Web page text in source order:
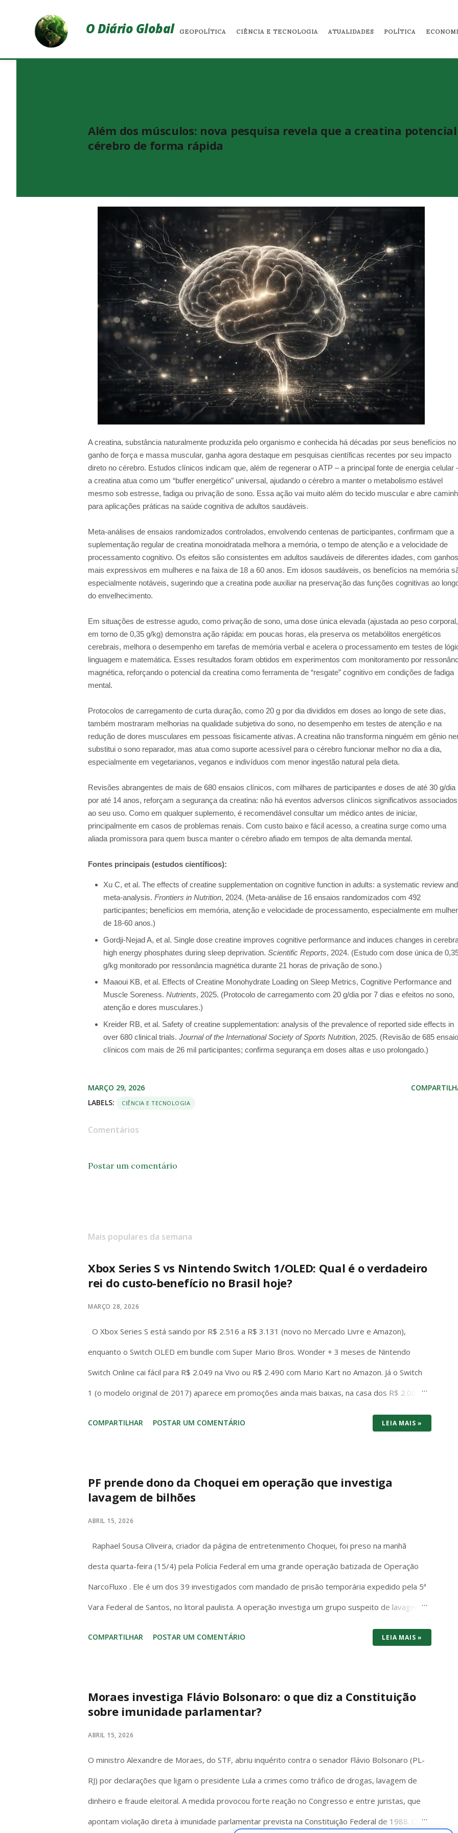
O Diário Global GEOPOLÍTICA CIÊNCIA E TECNOLOGIA ATUALIDADES POLÍTICA
Além dos músculos: nova pesquisa revela que a creatina
cérebro de forma rápida
A creatina, substância naturalmente produzida pelo organismo e conhecida há décadas por seus benefícios no
ganho de força e massa muscular, ganha agora destaque em pesquisas científicas recentes por seu impacto
direto no cérebro. Estudos clínicos indicam que, além de regenerar o ATP – a principal fonte de energia celular
a creatina atua como um “buffer energético” universal, ajudando o cérebro a manter o metabolismo estável
mesmo sob estresse, fadiga ou privação de sono. Essa ação vai muito além do tecido muscular e abre
para aplicações práticas na saúde cognitiva de adultos saudáveis.
Meta-análises de ensaios randomizados controlados, envolvendo centenas de participantes, confirmam que a
suplementação regular de creatina monoidratada melhora a memória, o tempo de atenção e a velocidade de
processamento cognitivo. Os efeitos são consistentes em adultos saudáveis de diferentes idades, com ganhos
mais expressivos em mulheres e na faixa de 18 a 60 anos. Em idosos saudáveis, os benefícios na memória
especialmente notáveis, sugerindo que a creatina pode auxiliar na preservação das funções cognitivas ao
do envelhecimento.
Em situações de estresse agudo, como privação de sono, uma dose única elevada (ajustada ao peso corporal,
em torno de 0,35 g/kg) demonstra ação rápida: em poucas horas, ela preserva os metabólitos energéticos
cerebrais, melhora o desempenho em tarefas de memória verbal e acelera o processamento em testes de
linguagem e matemática. Esses resultados foram obtidos em experimentos com monitoramento por
magnética, reforçando o potencial da creatina como ferramenta de “resgate” cognitivo em condições de fadiga
mental.
Protocolos de carregamento de curta duração, como 20 g por dia divididos em doses ao longo de sete dias,
também mostraram melhorias na qualidade subjetiva do sono, no desempenho em testes de atenção e na
redução de dores musculares em pessoas fisicamente ativas. A creatina não transforma ninguém em gênio
substitui o sono reparador, mas atua como suporte acessível para o cérebro funcionar melhor no dia a dia,
especialmente em vegetarianos, veganos e indivíduos com menor ingestão natural pela dieta.
Revisões abrangentes de mais de 680 ensaios clínicos, com milhares de participantes e doses de até 30 g/dia
por até 14 anos, reforçam a segurança da creatina: não há eventos adversos clínicos significativos associados
ao seu uso. Como em qualquer suplemento, é recomendável consultar um médico antes de iniciar,
principalmente em casos de problemas renais. Com custo baixo e fácil acesso, a creatina surge como uma
aliada promissora para quem busca manter o cérebro afiado em tempos de alta demanda mental.
Fontes principais (estudos científicos):
Xu C, et al. The effects of creatine supplementation on cognitive function in adults: a systematic review and
meta-analysis. Frontiers in Nutrition, 2024. (Meta-análise de 16 ensaios randomizados com 492
participantes; benefícios em memória, atenção e velocidade de processamento, especialmente em
de 18-60 anos.)
Gordji-Nejad A, et al. Single dose creatine improves cognitive performance and induces changes in
high energy phosphates during sleep deprivation. Scientific Reports, 2024. (Estudo com dose única de
g/kg monitorado por ressonância magnética durante 21 horas de privação de sono.)
Maaoui KB, et al. Effects of Creatine Monohydrate Loading on Sleep Metrics, Cognitive Performance and
Muscle Soreness. Nutrients, 2025. (Protocolo de carregamento com 20 g/dia por 7 dias e efeitos no sono,
atenção e dores musculares.)
Kreider RB, et al. Safety of creatine supplementation: analysis of the prevalence of reported side effects in
over 680 clinical trials. Journal of the International Society of Sports Nutrition, 2025. (Revisão de 685
clínicos com mais de 26 mil participantes; confirma segurança em doses altas e uso prolongado.)
MARÇO 29, 2026
LABELS:
CIÊNCIA E TECNOLOGIA
Comentários
Postar um comentário
Mais populares da semana
Xbox Series S vs Nintendo Switch 1/OLED: Qual é o verdadeiro
rei do custo-benefício no Brasil hoje?
MARÇO 28, 2026
O Xbox Series S está saindo por R$ 2.516 a R$ 3.131 (novo no Mercado Livre e Amazon),
enquanto o Switch OLED em bundle com Super Mario Bros. Wonder + 3 meses de Nintendo
Switch Online cai fácil para R$ 2.049 na Vivo ou R$ 2.490 com Mario Kart no Amazon. Já o Switch
1 (o modelo original de 2017) aparece em promoções ainda mais baixas, na casa dos R$ 2.000
com jogo incluso. No bolso brasileiro, os dois consoles brigam cabeça a cabeça no preço de
entrada – mas o Switch (1 ou OLED) costuma vencer por entregar bundle pronto pra jogar na
dock/720p handheld e o OLED melhora a tela com cores vibrantes e pretos profundos – mas
COMPARTILHAR POSTAR UM COMENTÁRIO LEIA MAIS »
PF prende dono da Choquei em operação que investiga
lavagem de bilhões
ABRIL 15, 2026
Raphael Sousa Oliveira, criador da página de entretenimento Choquei, foi preso na manhã
desta quarta-feira (15/4) pela Polícia Federal em uma grande operação batizada de Operação
NarcoFluxo . Ele é um dos 39 investigados com mandado de prisão temporária expedido pela 5ª
Vara Federal de Santos, no litoral paulista. A operação investiga um grupo suspeito de lavagem
de dinheiro com movimentação superior a R$ 1,6 bilhão em menos de dois anos. Segundo a PF,
o grupo utilizava um sistema estruturado para ocultar e dissimular valores, com uso de
200 policiais federais participaram da operação, cumprindo 45 mandados de busca e apreensão
COMPARTILHAR POSTAR UM COMENTÁRIO LEIA MAIS »
Moraes investiga Flávio Bolsonaro: o que diz a Constituição
sobre imunidade parlamentar?
ABRIL 15, 2026
O ministro Alexandre de Moraes, do STF, abriu inquérito contra o senador Flávio Bolsonaro (PL-
RJ) por declarações que ligam o presidente Lula a crimes como tráfico de drogas, lavagem de
dinheiro e fraude eleitoral. A medida provocou forte reação no Congresso e entre juristas, que
apontam violação direta à imunidade parlamentar prevista na Constituição Federal de 1988. O